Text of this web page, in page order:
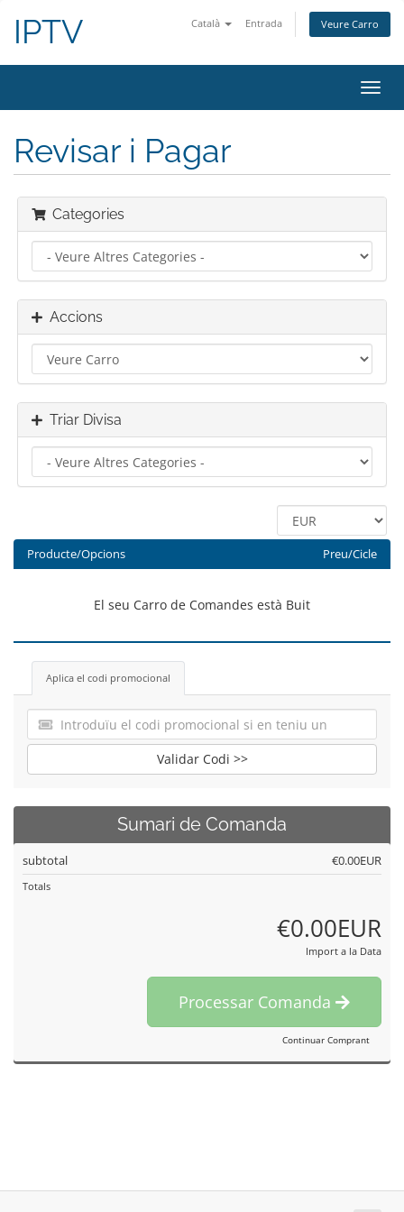
Català Entrada Veure Carro
IPTV
la
Revisar i Pagar
Categories
Accions
Triar Divisa
Producte/Opcions Preu/Cicle
El seu Carro de Comandes està Buit
Aplica el codi promocional
Validar Codi >>
Sumari de Comanda
subtotal €0.00EUR
Totals
€0.00EUR
Import a la Data
Processar Comanda
Continuar Comprant